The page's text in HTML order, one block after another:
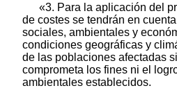
«3. Para la aplicación del
de costes se tendrán en
sociales, ambientales y
condiciones geográficas y
de las poblaciones afectadas
comprometa los fines ni el
ambientales establecidos.